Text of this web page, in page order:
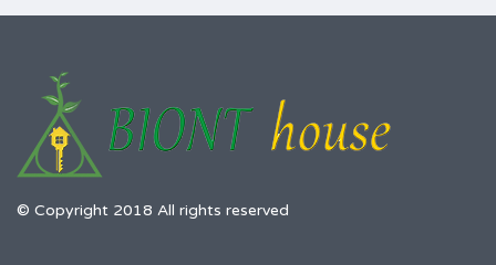
© Copyright 2018 All rights reserved